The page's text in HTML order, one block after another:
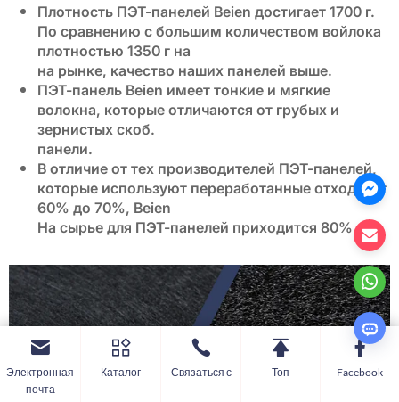
Плотность ПЭТ-панелей Beien достигает 1700 г.
По сравнению с большим количеством войлока
плотностью 1350 г на
на рынке, качество наших панелей выше.
ПЭТ-панель Beien имеет тонкие и мягкие
волокна, которые отличаются от грубых и
зернистых скоб.
панели.
В отличие от тех производителей ПЭТ-панелей,
которые используют переработанные отходы от
60% до 70%, Beien
На сырье для ПЭТ-панелей приходится 80%.
Электронная
почта
Каталог Связаться с Топ Facebook